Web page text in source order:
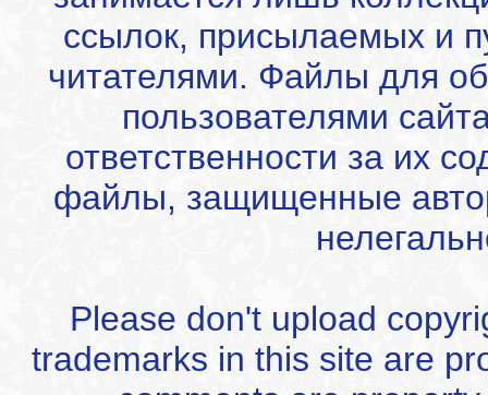
ссылок, присылаемых и
читателями. Файлы для
пользователями
ответственности за их
файлы, защищенные
Please don't upload
trademarks in this site are